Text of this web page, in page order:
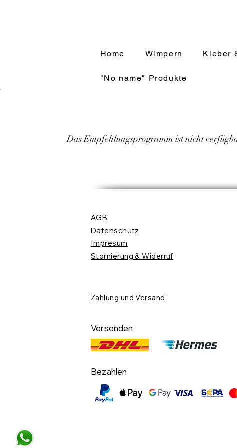
Home Wimpern Kleber
"No name" Produkte
Das Empfehlungsprogramm ist nicht
AGB
Datenschutz
Impresum
Stornierung & Widerruf
Zahlung und Versand
Versenden
Bezahlen